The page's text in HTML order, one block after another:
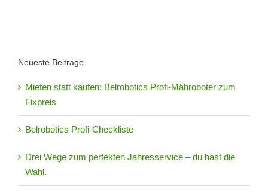
Neueste Beiträge
Mieten statt kaufen: Belrobotics Profi-Mähroboter zum
Fixpreis
Belrobotics Profi-Checkliste
Drei Wege zum perfekten Jahresservice – du hast die
Wahl.